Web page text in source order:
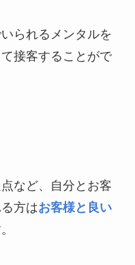
られるメンタルを
接客することがで
など、自分とお客
方はお客様と良い